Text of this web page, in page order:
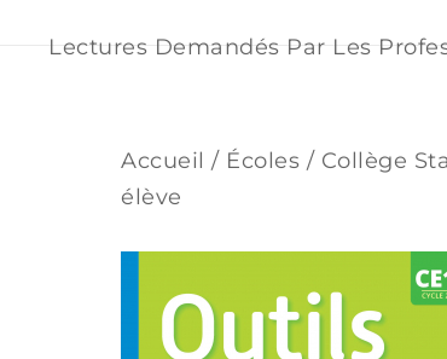
Lectures Demandés Par Les
Accueil / Écoles / Collège
élève